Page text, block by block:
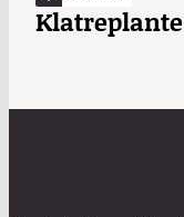
Klatreplante